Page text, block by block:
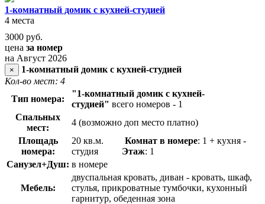
1-комнатный домик с кухней-студией
4 места
3000 руб.
цена за номер
на Август 2026
×
1-комнатный домик с кухней-студией
Кол-во мест: 4
Тип номера:
"1-комнатный домик с кухней-
студией" всего номеров - 1
Спальных
мест:
4 (возможно доп место платно)
Площадь
номера:
20 кв.м. Комнат в номере: 1 + кухня -
студия Этаж: 1
Санузел+Душ: в номере
Мебель:
двуспальная кровать, диван - кровать, шкаф,
стулья, прикроватные тумбочки, кухонный
гарнитур, обеденная зона